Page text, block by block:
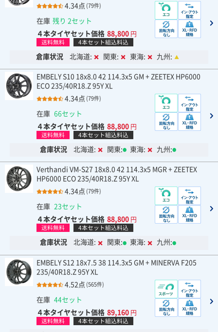
4.34点 (79件)
在庫 残り 2セット
４本タイヤセット価格 88,800 円
送料無料 4本セット組込料込
倉庫状況 北海道: 関東: 東海: 九州:
EMBELY S10 18x8.0 42 114.3x5 GM + ZEETEX HP6000
ECO 235/40R18.Z 95Y XL
4.34点 (79件)
在庫 66セット
４本タイヤセット価格 88,800 円
送料無料 4本セット組込料込
倉庫状況 北海道: 関東: 東海: 九州:
Verthandi VM-S27 18x8.0 42 114.3x5 MGR + ZEETEX
HP6000 ECO 235/40R18.Z 95Y XL
4.34点 (79件)
在庫 23セット
４本タイヤセット価格 88,800 円
送料無料 4本セット組込料込
倉庫状況 北海道: 関東: 東海: 九州:
EMBELY S12 18x7.5 38 114.3x5 GM + MINERVA F205
235/40R18.Z 95Y XL
4.52点 (565件)
在庫 44セット
４本タイヤセット価格 89,160 円
送料無料 4本セット組込料込